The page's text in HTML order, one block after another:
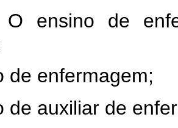
ensino de
de enfermagem;
de auxiliar de